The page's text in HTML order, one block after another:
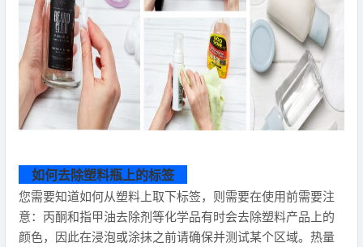
如何去除塑料瓶上的标签
您需要知道如何从塑料上取下标签，则需要在使用前需要注
意：丙酮和指甲油去除剂等化学品有时会去除塑料产品上的
颜色，因此在浸泡或涂抹之前请确保并测试某个区域。热量